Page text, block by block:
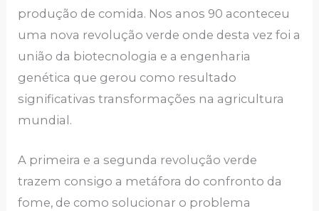
produção de comida. Nos anos 90 aconteceu
uma nova revolução verde onde desta vez foi a
união da biotecnologia e a engenharia
genética que gerou como resultado
significativas transformações na agricultura
mundial.
A primeira e a segunda revolução verde
trazem consigo a metáfora do confronto da
fome, de como solucionar o problema